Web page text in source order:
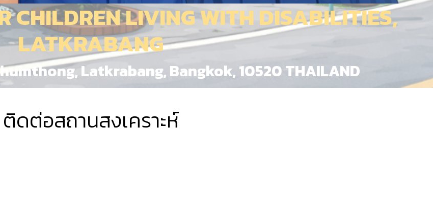
CHILDREN LIVING WITH DISABILITIES,
LATKRABANG
Latkrabang, Bangkok, 10520 THAILAND
ติดต่อสถานสงเคราะห์